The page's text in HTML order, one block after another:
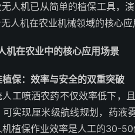
人机已从简单的植保工具，
人机在农业机械领域的核心
机在农业中的核心应用场景
植保：效率与安全的双重突破
人工喷洒农药不仅效率低下，
可实现厘米级航线规划，药液
机植保作业效率是人工的30-50